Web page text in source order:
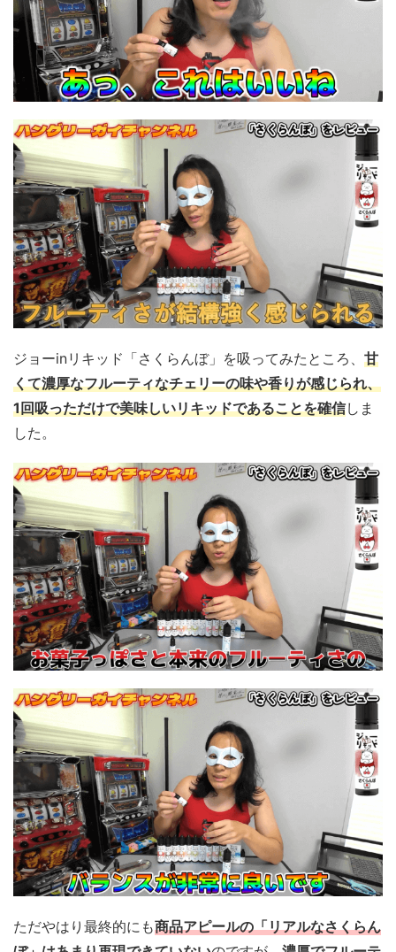
ジョーinリキッド「さくらんぼ」を吸ってみたところ、 甘
くて濃厚なフルーティなチェリーの味や香りが感じられ、
1回吸っただけで美味しいリキッドであることを確信しま
した。
ただやはり最終的にも商品アピールの「リアルなさくらん